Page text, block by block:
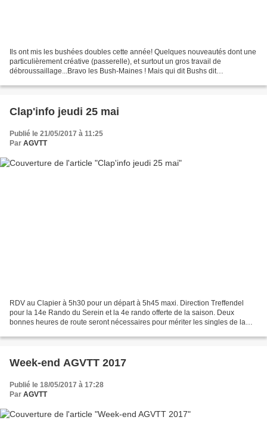
Ils ont mis les bushées doubles cette année! Quelques nouveautés dont une
particulièrement créative (passerelle), et surtout un gros travail de
débroussaillage...Bravo les Bush-Maines ! Mais qui dit Bushs dit
Clap'info jeudi 25 mai
Publié le 21/05/2017 à 11:25
Par AGVTT
RDV au Clapier à 5h30 pour un départ à 5h45 maxi. Direction Treffendel
pour la 14e Rando du Serein et la 4e rando offerte de la saison. Deux
bonnes heures de route seront nécessaires pour mériter les singles de la
Week-end AGVTT 2017
Publié le 18/05/2017 à 17:28
Par AGVTT